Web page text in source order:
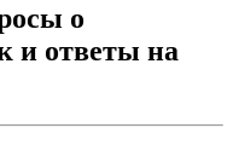
о
и ответы на